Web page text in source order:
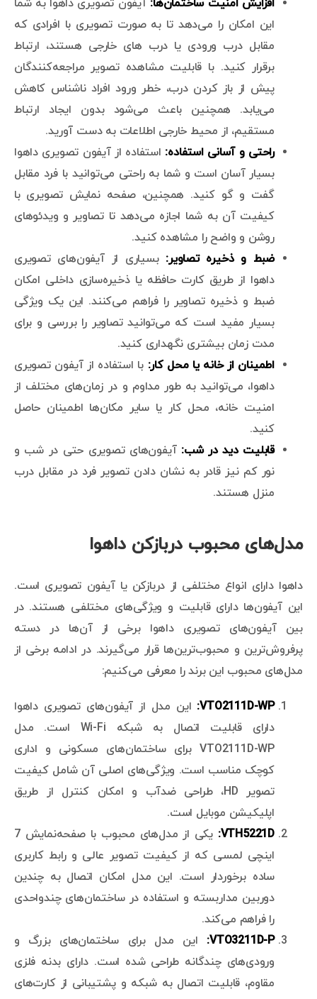
افزایش امنیت ساختمان‌ها: آیفون تصویری داهوا به شما
این امکان را می‌دهد تا به صورت تصویری با افرادی که
مقابل درب ورودی یا درب های خارجی هستند، ارتباط
برقرار کنید. با قابلیت مشاهده تصویر مراجعه‌کنندگان
پیش از باز کردن درب، خطر ورود افراد ناشناس کاهش
می‌یابد. همچنین باعث می‌شود بدون ایجاد ارتباط
مستقیم، از محیط خارجی اطلاعات به دست آورید.
راحتی و آسانی استفاده: استفاده از آیفون تصویری داهوا
بسیار آسان است و شما به راحتی می‌توانید با فرد مقابل
گفت و گو کنید. همچنین، صفحه نمایش تصویری با
کیفیت آن به شما اجازه می‌دهد تا تصاویر و ویدئوهای
روشن و واضح را مشاهده کنید.
ضبط و ذخیره تصاویر: بسیاری از آیفون‌های تصویری
داهوا از طریق کارت حافظه یا ذخیره‌سازی داخلی امکان
ضبط و ذخیره تصاویر را فراهم می‌کنند. این یک ویژگی
بسیار مفید است که می‌توانید تصاویر را بررسی و برای
مدت زمان بیشتری نگهداری کنید.
اطمینان از خانه یا محل کار: با استفاده از آیفون تصویری
داهوا، می‌توانید به طور مداوم و در زمان‌های مختلف از
امنیت خانه، محل کار یا سایر مکان‌ها اطمینان حاصل
کنید.
قابلیت دید در شب: آیفون‌های تصویری حتی در شب و
نور کم نیز قادر به نشان دادن تصویر فرد در مقابل درب
منزل هستند.
مدل‌های محبوب دربازکن داهوا
داهوا دارای انواع مختلفی از دربازکن یا آیفون تصویری است.
این آیفون‌ها دارای قابلیت و ویژگی‌های مختلفی هستند. در
بین آیفون‌های تصویری داهوا برخی از آن‌ها در دسته
پرفروش‌ترین و محبوب‌ترین‌ها قرار می‌گیرند. در ادامه برخی از
مدل‌های محبوب این برند را معرفی می‌کنیم:
VTO2111D-WP: این مدل از آیفون‌های تصویری داهوا
دارای قابلیت اتصال به شبکه Wi-Fi است. مدل
VTO2111D-WP برای ساختمان‌های مسکونی و اداری
کوچک مناسب است. ویژگی‌های اصلی آن شامل کیفیت
تصویر HD، طراحی ضدآب و امکان کنترل از طریق
اپلیکیشن موبایل است.
VTH5221D:
یکی از مدل‌های محبوب با صفحه‌نمایش 7
اینچی لمسی که از کیفیت تصویر عالی و رابط کاربری
ساده برخوردار است. این مدل امکان اتصال به چندین
دوربین مداربسته و استفاده در ساختمان‌های چندواحدی
را فراهم می‌کند.
VTO3211D-P:
این مدل برای ساختمان‌های بزرگ و
ورودی‌های چندگانه طراحی شده است. دارای بدنه فلزی
مقاوم، قابلیت اتصال به شبکه و پشتیبانی از کارت‌های